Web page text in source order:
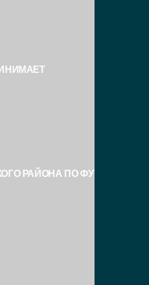
РАЙОНА ПО ФУТБОЛУ –